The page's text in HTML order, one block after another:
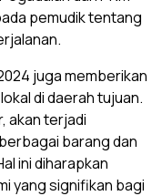
pemudik tentang
juga memberikan
di daerah tujuan.
akan terjadi
barang dan
ini diharapkan
yang signifikan bagi